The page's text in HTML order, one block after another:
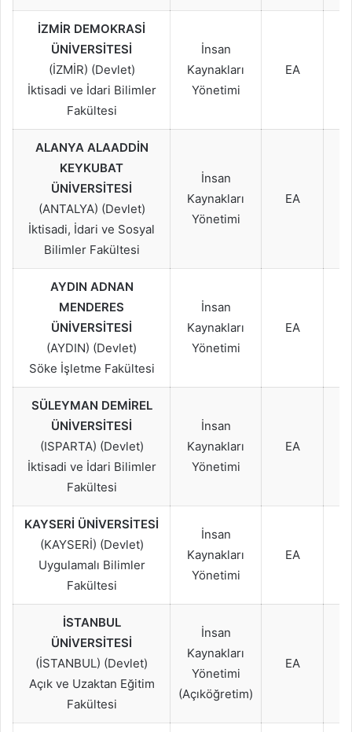
İZMİR DEMOKRASİ
ÜNİVERSİTESİ
(İZMİR) (Devlet)
İktisadi ve İdari Bilimler
Fakültesi
İnsan
Kaynakları
Yönetimi
EA
ALANYA ALAADDİN
KEYKUBAT
ÜNİVERSİTESİ
(ANTALYA) (Devlet)
İktisadi, İdari ve Sosyal
Bilimler Fakültesi
İnsan
Kaynakları
Yönetimi
EA
AYDIN ADNAN
MENDERES
ÜNİVERSİTESİ
(AYDIN) (Devlet)
Söke İşletme Fakültesi
İnsan
Kaynakları
Yönetimi
EA
SÜLEYMAN DEMİREL
ÜNİVERSİTESİ
(ISPARTA) (Devlet)
İktisadi ve İdari Bilimler
Fakültesi
İnsan
Kaynakları
Yönetimi
EA
KAYSERİ ÜNİVERSİTESİ
(KAYSERİ) (Devlet)
Uygulamalı Bilimler
Fakültesi
İnsan
Kaynakları
Yönetimi
EA
İSTANBUL
ÜNİVERSİTESİ
(İSTANBUL) (Devlet)
Açık ve Uzaktan Eğitim
Fakültesi
İnsan
Kaynakları
Yönetimi
(Açıköğretim)
EA